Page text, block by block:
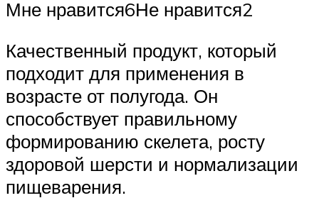
Мне нравится6Не нравится2
Качественный продукт, который
подходит для применения в
возрасте от полугода. Он
способствует правильному
формированию скелета, росту
здоровой шерсти и нормализации
пищеварения.